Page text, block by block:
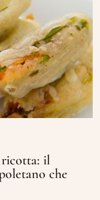
il
che
l'ultima
è alle ore
tavolo è a